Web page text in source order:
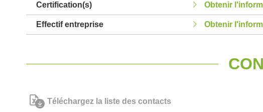
Certification(s) Obtenir
Effectif entreprise Obtenir
Téléchargez la liste des contacts